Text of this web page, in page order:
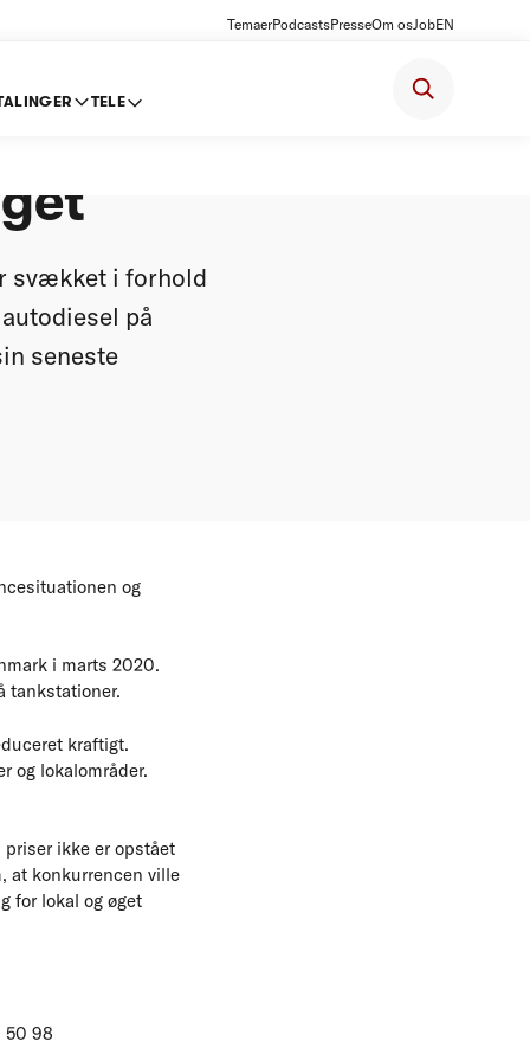
TemaerPodcastsPresseOm osJobEN
TELE
svækket i forhold
på
seneste
og
i marts 2020.
tankstationer.
kraftigt.
og lokalområder.
ikke er opstået
at konkurrencen ville
for lokal og øget
50 98